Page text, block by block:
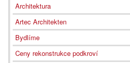
Architektura
Artec Architekten
Bydlíme
Ceny rekonstrukce podkroví